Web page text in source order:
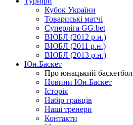
Кубок України
Товариські матчі
Суперліга GG.bet
ВЮБЛ (2012 р.н.)
ВЮБЛ (2011 р.н.)
ВЮБЛ (2013 р.н.)
Юн.Баскет
Про юнацький баскетбол
Новини Юн.Баскет
Історія
Набір гравців
Наші тренери
Контакти